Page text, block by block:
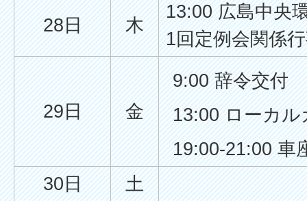
28日 木
13:00 広島中央
1回定例会関係
29日 金
9:00 辞令交付
13:00 ローカ
19:00-21:00 車
30日
土